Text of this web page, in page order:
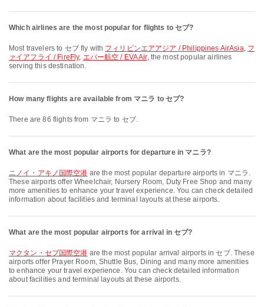
Which airlines are the most popular for flights to セブ?
Most travelers to セブ fly with フィリピンエアアジア / Philippines AirAsia, フ
ァイアフライ / FireFly, エバー航空 / EVA Air, the most popular airlines
serving this destination.
How many flights are available from マニラ to セブ?
There are 86 flights from マニラ to セブ.
What are the most popular airports for departure in マニラ?
ニノイ・アキノ国際空港 are the most popular departure airports in マニラ.
These airports offer Wheelchair, Nursery Room, Duty Free Shop and many
more amenities to enhance your travel experience. You can check detailed
information about facilities and terminal layouts at these airports.
What are the most popular airports for arrival in セブ?
マクタン・セブ国際空港 are the most popular arrival airports in セブ. These
airports offer Prayer Room, Shuttle Bus, Dining and many more amenities
to enhance your travel experience. You can check detailed information
about facilities and terminal layouts at these airports.